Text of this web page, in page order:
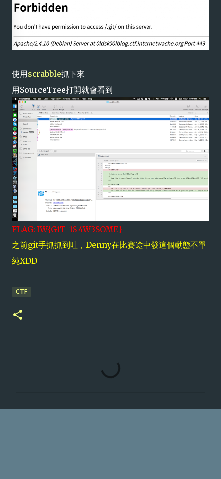
使用scrabble抓下來
用SourceTree打開就會看到
FLAG: IW{G1T_1S_4W3SOME}
之前git手抓抓到吐，Denny在比賽途中發這個動態不單
純XDD
CTF